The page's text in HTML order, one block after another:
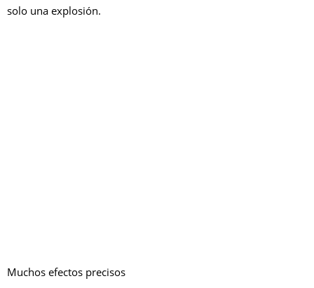
solo una explosión.
Muchos efectos precisos